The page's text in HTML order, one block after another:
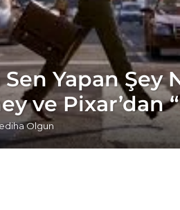
Sen Yapan Şey
ve Pixar’dan
Olgun